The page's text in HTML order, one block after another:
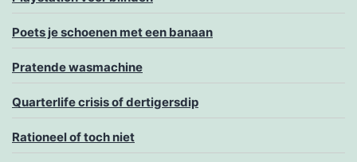
Poets je schoenen met een banaan
Pratende wasmachine
Quarterlife crisis of dertigersdip
Rationeel of toch niet